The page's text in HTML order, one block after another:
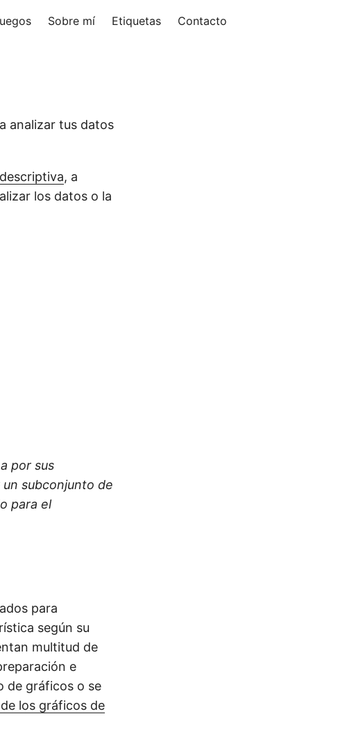
Sobre mí Etiquetas Contacto
analizar tus datos
, a
los datos o la
por sus
subconjunto de
para el
para
según su
multitud de
e
de gráficos o se
los gráficos de